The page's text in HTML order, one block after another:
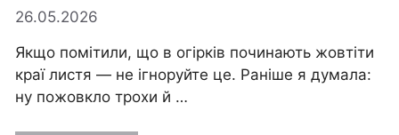
26.05.2026
Якщо помітили, що в огірків починають жовтіти
краї листя — не ігноруйте це. Раніше я думала:
ну пожовкло трохи й …